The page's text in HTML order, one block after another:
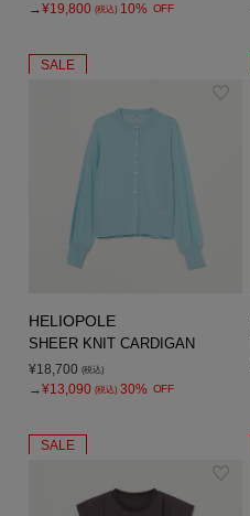
→¥19,800 (税込) 10% OFF
SALE
HELIOPOLE
SHEER KNIT CARDIGAN
¥18,700 (税込)
→¥13,090 (税込) 30% OFF
SALE